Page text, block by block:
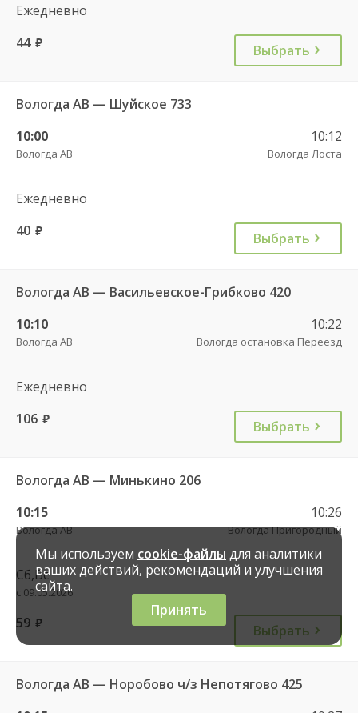
Ежедневно
44 руб. Выбрать
Вологда АВ — Шуйское 733
10:00
Вологда АВ
10:12
Вологда Лоста
Ежедневно
40 руб. Выбрать
Вологда АВ — Васильевское-Грибково 420
10:10
Вологда АВ
10:22
Вологда остановка Переезд
Ежедневно
106 руб. Выбрать
Вологда АВ — Минькино 206
10:15
Вологда АВ
10:26
Вологда Пригородный
Сб,Вс
с 09.05.2026
59 руб. Выбрать
Вологда АВ — Норобово ч/з Непотягово 425
Мы используем cookie-файлы для аналитики
ваших действий, рекомендаций и улучшения
сайта.
Принять